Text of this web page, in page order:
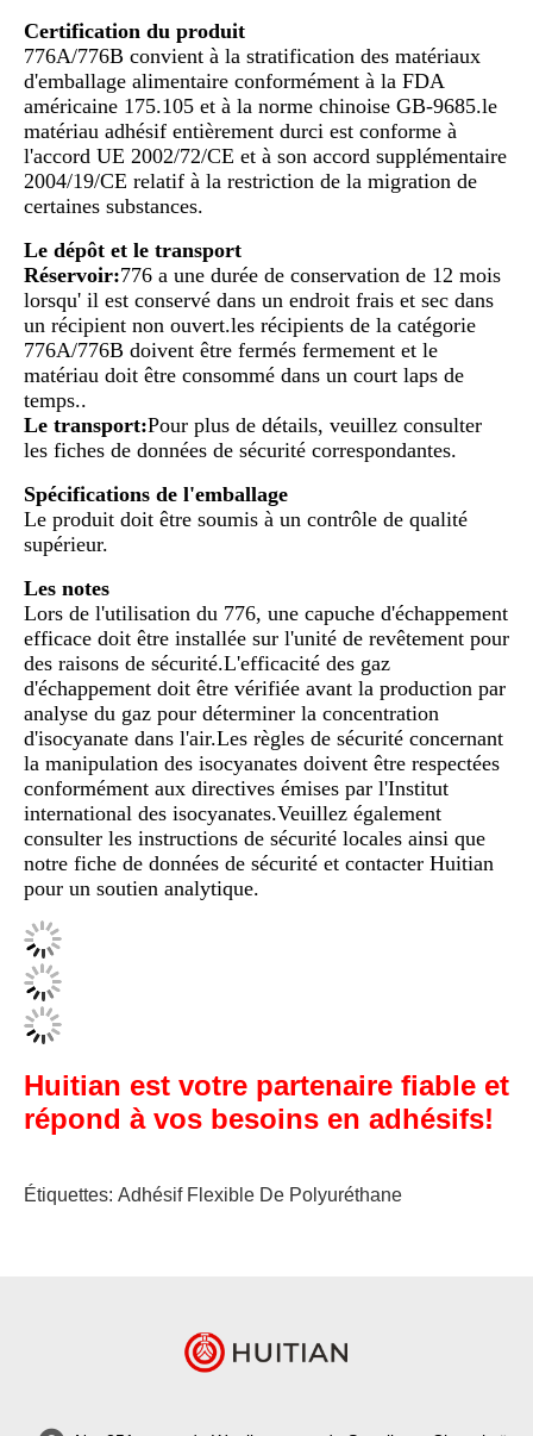
Certification du produit
776A/776B convient à la stratification des matériaux
d'emballage alimentaire conformément à la FDA
américaine 175.105 et à la norme chinoise GB-9685.le
matériau adhésif entièrement durci est conforme à
l'accord UE 2002/72/CE et à son accord supplémentaire
2004/19/CE relatif à la restriction de la migration de
certaines substances.
Le dépôt et le transport
Réservoir:776 a une durée de conservation de 12 mois
lorsqu' il est conservé dans un endroit frais et sec dans
un récipient non ouvert.les récipients de la catégorie
776A/776B doivent être fermés fermement et le
matériau doit être consommé dans un court laps de
temps..
Le transport:Pour plus de détails, veuillez consulter
les fiches de données de sécurité correspondantes.
Spécifications de l'emballage
Le produit doit être soumis à un contrôle de qualité
supérieur.
Les notes
Lors de l'utilisation du 776, une capuche d'échappement
efficace doit être installée sur l'unité de revêtement pour
des raisons de sécurité.L'efficacité des gaz
d'échappement doit être vérifiée avant la production par
analyse du gaz pour déterminer la concentration
d'isocyanate dans l'air.Les règles de sécurité concernant
la manipulation des isocyanates doivent être respectées
conformément aux directives émises par l'Institut
international des isocyanates.Veuillez également
consulter les instructions de sécurité locales ainsi que
notre fiche de données de sécurité et contacter Huitian
pour un soutien analytique.
Huitian est votre partenaire fiable et
répond à vos besoins en adhésifs!
Étiquettes: Adhésif Flexible De Polyuréthane